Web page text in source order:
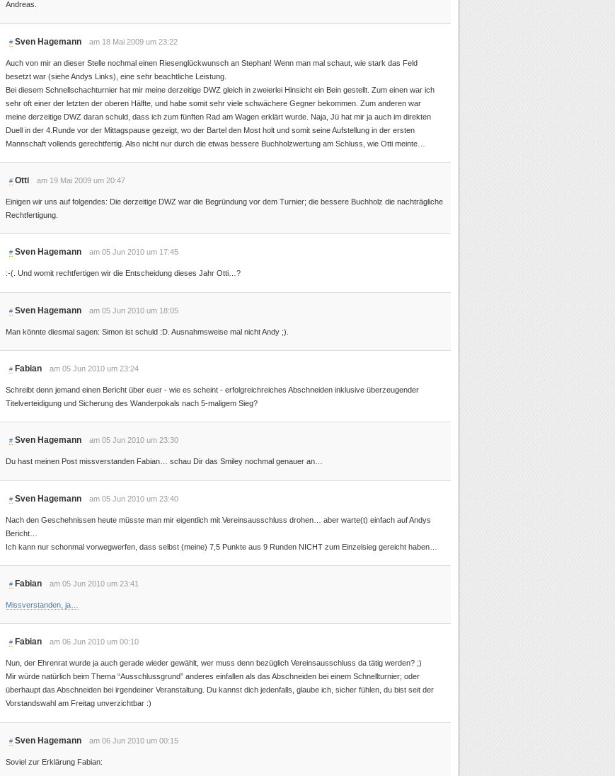
Andreas.
# Sven Hagemann am 18 Mai 2009 um 23:22
Auch von mir an dieser Stelle nochmal einen Riesenglückwunsch an Stephan! Wenn man mal schaut, wie stark das Feld
besetzt war (siehe Andys Links), eine sehr beachtliche Leistung.
Bei diesem Schnellschachturnier hat mir meine derzeitige DWZ gleich in zweierlei Hinsicht ein Bein gestellt. Zum einen war ich
sehr oft einer der letzten der oberen Hälfte, und habe somit sehr viele schwächere Gegner bekommen. Zum anderen war
meine derzeitige DWZ daran schuld, dass ich zum fünften Rad am Wagen erklärt wurde. Naja, Jü hat mir ja auch im direkten
Duell in der 4.Runde vor der Mittagspause gezeigt, wo der Bartel den Most holt und somit seine Aufstellung in der ersten
Mannschaft vollends gerechtfertig. Also nicht nur durch die etwas bessere Buchholzwertung am Schluss, wie Otti meinte…
# Otti am 19 Mai 2009 um 20:47
Einigen wir uns auf folgendes: Die derzeitige DWZ war die Begründung vor dem Turnier; die bessere Buchholz die nachträgliche
Rechtfertigung.
# Sven Hagemann am 05 Jun 2010 um 17:45
:-(. Und womit rechtfertigen wir die Entscheidung dieses Jahr Otti…?
# Sven Hagemann am 05 Jun 2010 um 18:05
Man könnte diesmal sagen: Simon ist schuld :D. Ausnahmsweise mal nicht Andy ;).
# Fabian am 05 Jun 2010 um 23:24
Schreibt denn jemand einen Bericht über euer - wie es scheint - erfolgreichreiches Abschneiden inklusive überzeugender
Titelverteidigung und Sicherung des Wanderpokals nach 5-maligem Sieg?
# Sven Hagemann am 05 Jun 2010 um 23:30
Du hast meinen Post missverstanden Fabian… schau Dir das Smiley nochmal genauer an…
# Sven Hagemann am 05 Jun 2010 um 23:40
Nach den Geschehnissen heute müsste man mir eigentlich mit Vereinsausschluss drohen… aber warte(t) einfach auf Andys
Bericht…
Ich kann nur schonmal vorwegwerfen, dass selbst (meine) 7,5 Punkte aus 9 Runden NICHT zum Einzelsieg gereicht haben…
# Fabian am 05 Jun 2010 um 23:41
Missverstanden, ja…
# Fabian am 06 Jun 2010 um 00:10
Nun, der Ehrenrat wurde ja auch gerade wieder gewählt, wer muss denn bezüglich Vereinsausschluss da tätig werden? ;)
Mir würde natürlich beim Thema “Ausschlussgrund” anderes einfallen als das Abschneiden bei einem Schnellturnier; oder
überhaupt das Abschneiden bei irgendeiner Veranstaltung. Du kannst dich jedenfalls, glaube ich, sicher fühlen, du bist seit der
Vorstandswahl am Freitag unverzichtbar :)
# Sven Hagemann am 06 Jun 2010 um 00:15
Soviel zur Erklärung Fabian: